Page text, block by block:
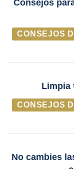
Consejos
CONSEJOS
Limpia
CONSEJOS
No cambies